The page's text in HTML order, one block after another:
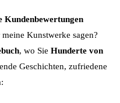
Kundenbewertungen
Kunstwerke sagen?
, wo Sie Hunderte von
Geschichten, zufriedene